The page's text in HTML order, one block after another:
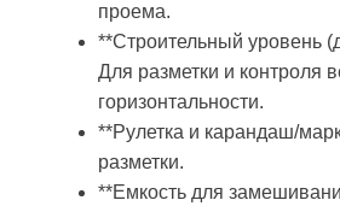
проема.
**Строительный уровень
Для разметки и контроля
горизонтальности.
**Рулетка и карандаш/
разметки.
**Емкость для